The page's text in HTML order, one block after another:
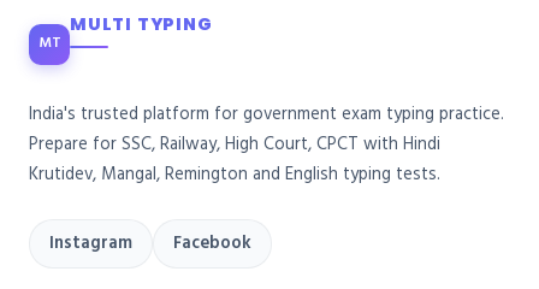
MT
MULTI TYPING
India's trusted platform for government exam typing practice.
Prepare for SSC, Railway, High Court, CPCT with Hindi
Krutidev, Mangal, Remington and English typing tests.
Instagram Facebook